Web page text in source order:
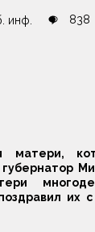
инф. 838
матери,
их